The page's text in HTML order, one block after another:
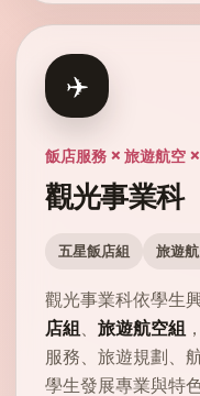
✈️
飯店服務 × 旅遊航空
觀光事業科
五星飯店組 旅遊
觀光事業科依學生
店組
旅遊航空組
服務、旅遊規劃、
學生發展專業與特